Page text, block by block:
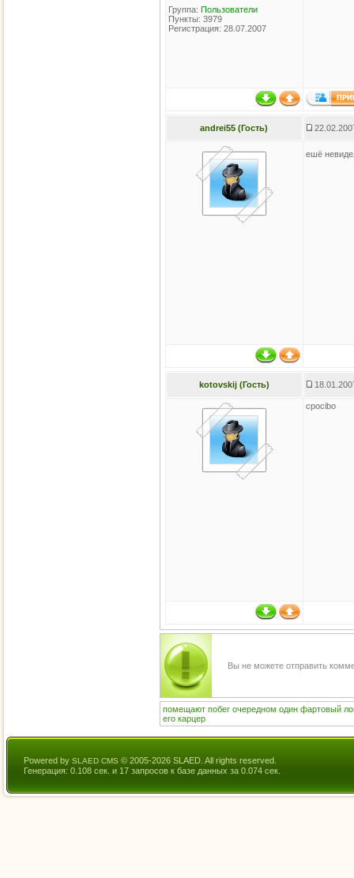
Группа: Пользователи
Пункты: 3979
Регистрация: 28.07.2007
andrei55 (Гость)
ешё
kotovskij (Гость)
cpocibo
Вы не можете отправить
помещают побег очередном один фартовый
его карцер
Powered by SLAED CMS © 2005-2026 SLAED. All rights reserved.
Генерация: 0.108 сек. и 17 запросов к базе данных за 0.074 сек.